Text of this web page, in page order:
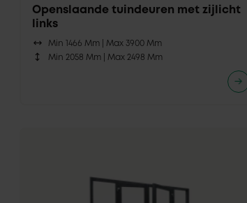
Openslaande tuindeuren met zijlicht
links
Min 1466 Mm | Max 3900 Mm
Min 2058 Mm | Max 2498 Mm